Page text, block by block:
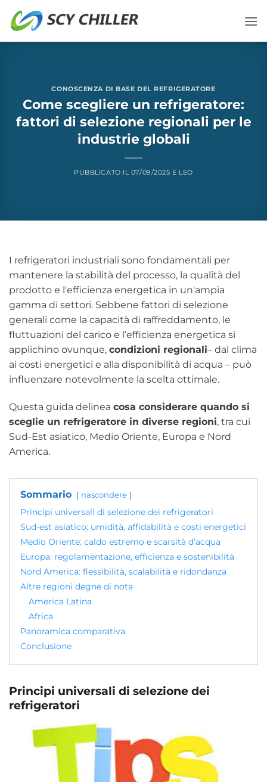
CONOSCENZA DI BASE DEL REFRIGERATORE
Come scegliere un refrigeratore:
fattori di selezione regionali per le
industrie globali
PUBBLICATO IL 07/09/2025 E LEO
I refrigeratori industriali sono fondamentali per
mantenere la stabilità del processo, la qualità del
prodotto e l'efficienza energetica in un'ampia
gamma di settori. Sebbene fattori di selezione
generali come la capacità di raffreddamento, le
fluttuazioni del carico e l’efficienza energetica si
applichino ovunque, condizioni regionali– dal clima
ai costi energetici e alla disponibilità di acqua – può
influenzare notevolmente la scelta ottimale.
Questa guida delinea cosa considerare quando si
sceglie un refrigeratore in diverse regioni, tra cui
Sud-Est asiatico, Medio Oriente, Europa e Nord
America.
Sommario nascondere
Principi universali di selezione dei refrigeratori
Sud-est asiatico: umidità, affidabilità e costi energetici
Medio Oriente: caldo estremo e scarsità d’acqua
Europa: regolamentazione, efficienza e sostenibilità
Nord America: flessibilità, scalabilità e ridondanza
Altre regioni degne di nota
America Latina
Africa
Panoramica comparativa
Conclusione
Principi universali di selezione dei
refrigeratori